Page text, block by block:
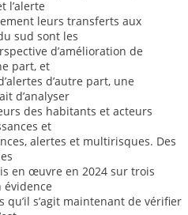
l’alerte
leurs transferts aux
sud sont les
d’amélioration de
part, et
d’autre part, une
d’analyser
des habitants et acteurs
et
alertes et multirisques. Des
en œuvre en 2024 sur trois
évidence
s’agit maintenant de vérifier